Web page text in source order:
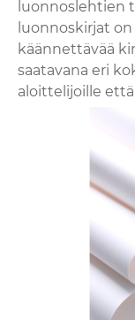
luonnoslehtien
luonnoskirjat
käännettävää
saatavana eri
aloittelijoille